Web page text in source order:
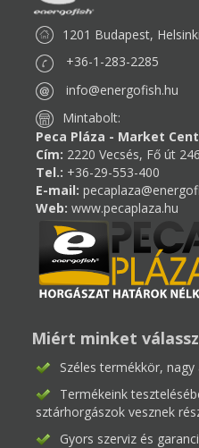
1201 Budapest,
+36-1-283-2285
info@energofish.hu
Mintabolt:
Peca Pláza - Market
Cím: 2220 Vecsés, Fő út
Tel.: +36-29-553-400
E-mail:
Web: www.pecaplaza.hu
Miért minket
Széles termékkör,
Termékeink
sztárhorgászok vesznek
Gyors szerviz és